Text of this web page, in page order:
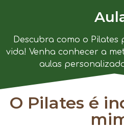
Descubra como o
vida! Venha conhecer a
aulas
O Pilates é